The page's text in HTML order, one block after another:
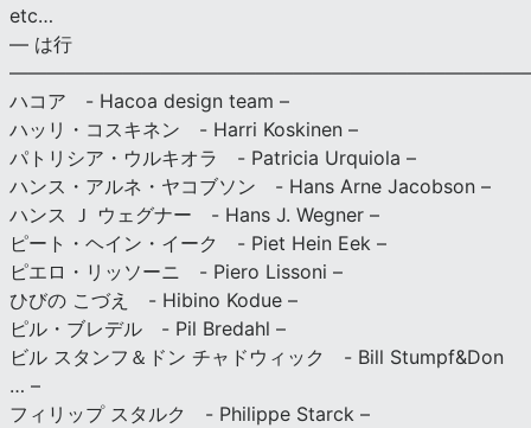
etc…
— は行
ハコア - Hacoa design team –
ハッリ・コスキネン - Harri Koskinen –
パトリシア・ウルキオラ - Patricia Urquiola –
ハンス・アルネ・ヤコブソン - Hans Arne Jacobson –
ハンス Ｊ ウェグナー - Hans J. Wegner –
ピート・ヘイン・イーク - Piet Hein Eek –
ピエロ・リッソーニ - Piero Lissoni –
ひびの こづえ - Hibino Kodue –
ピル・ブレデル - Pil Bredahl –
ビル スタンフ＆ドン チャドウィック - Bill Stumpf&Don
… –
フィリップ スタルク - Philippe Starck –